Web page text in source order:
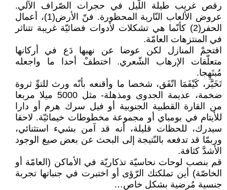
رقص غريب طيلة اللّيل في حجرات الصّراف الآلي.
عروض الألعاب النّارية المحظورة. فنّ الأرض(1)، أعمال
الحفر(2) كأنّما هي تشكلات لأدوات فضائيّة غريبة تتناثر
في المنتزهات العامّة.
اقتحمْ المنازل لكن عوضا عن نهبها دَع في أركانها
متعلّقات الإرهاب الشّعري. اختطفْ أحدا ما واجعله
مُبتَهِجا.
تَخَيَّر، كَيْفَمَا اتّفَق، شخصا ما وأقنعه بأنّه ورث للتوِّ ثروة
ضخمة، عديمة الجدوى ومذهلة- مثل 5000 ميلا مربعا
من القارة القطبية الجنوبية أو فيل سرك هرم أو دارا
للأيتام في بومباي أو مجموعة مخطوطات خيمائيّة. لاحقا
سيدرك، للحظات قليلة، أنه قد آمن بشيء استثنائي،
وربمّا قد تدفعه بالنّتيجة إلى البحث عن بعض صيغ الوجود
الأشدَّ كثافة.
قم بنصب لوحات نحاسيّة تذكاريّة في الأماكن (العامّة أو
الخاصّة) أين تملكتك الرّؤى أو اختبرت في جنباتها تجربة
جنسية مُرضية بشكل خاص…